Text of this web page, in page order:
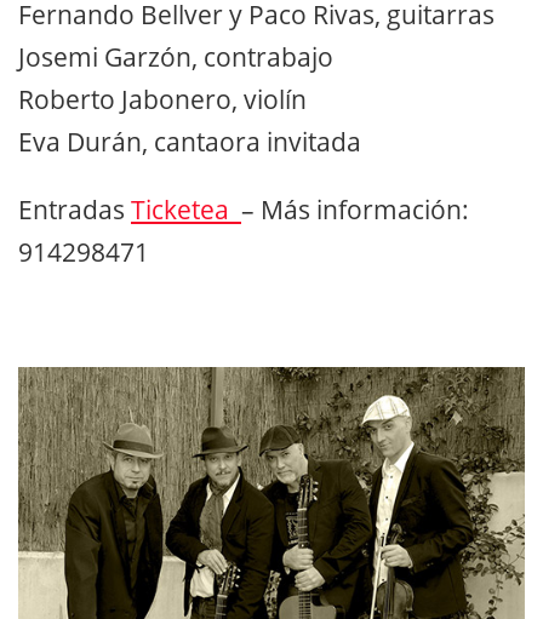
Fernando Bellver y Paco Rivas, guitarras
Josemi Garzón, contrabajo
Roberto Jabonero, violín
Eva Durán, cantaora invitada
Entradas Ticketea – Más información:
914298471